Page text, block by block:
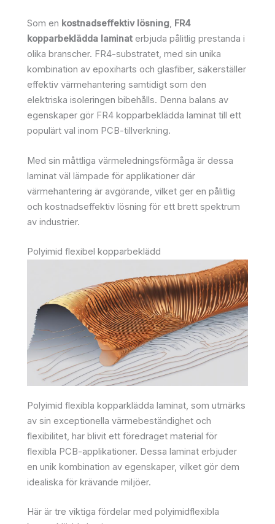
Som en kostnadseffektiv lösning, FR4
kopparbeklädda laminat erbjuda pålitlig prestanda i
olika branscher. FR4-substratet, med sin unika
kombination av epoxiharts och glasfiber, säkerställer
effektiv värmehantering samtidigt som den
elektriska isoleringen bibehålls. Denna balans av
egenskaper gör FR4 kopparbeklädda laminat till ett
populärt val inom PCB-tillverkning.
Med sin måttliga värmeledningsförmåga är dessa
laminat väl lämpade för applikationer där
värmehantering är avgörande, vilket ger en pålitlig
och kostnadseffektiv lösning för ett brett spektrum
av industrier.
Polyimid flexibel kopparbeklädd
Polyimid flexibla kopparklädda laminat, som utmärks
av sin exceptionella värmebeständighet och
flexibilitet, har blivit ett föredraget material för
flexibla PCB-applikationer. Dessa laminat erbjuder
en unik kombination av egenskaper, vilket gör dem
idealiska för krävande miljöer.
Här är tre viktiga fördelar med polyimidflexibla